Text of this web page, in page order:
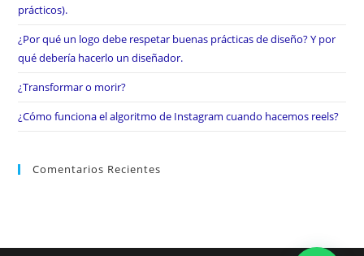
prácticos).
¿Por qué un logo debe respetar buenas prácticas de diseño? Y por
qué debería hacerlo un diseñador.
¿Transformar o morir?
¿Cómo funciona el algoritmo de Instagram cuando hacemos reels?
Comentarios Recientes